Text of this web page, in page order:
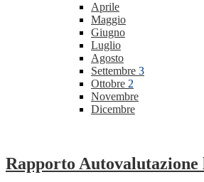
Aprile
Maggio
Giugno
Luglio
Agosto
Settembre 3
Ottobre 2
Novembre
Dicembre
Rapporto Autovalutazione